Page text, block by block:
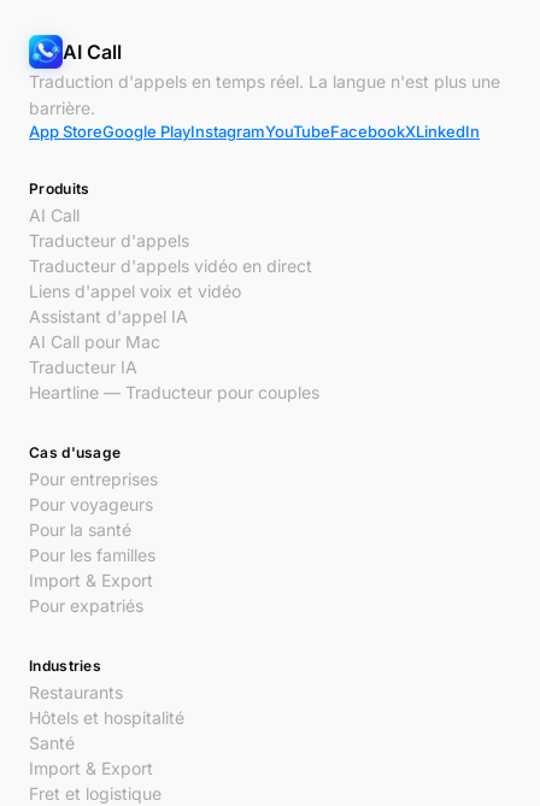
AI Call
Traduction d'appels en temps réel. La langue n'est plus une
barrière.
App StoreGoogle PlayInstagramYouTubeFacebookXLinkedIn
Produits
AI Call
Traducteur d'appels
Traducteur d'appels vidéo en direct
Liens d'appel voix et vidéo
Assistant d'appel IA
AI Call pour Mac
Traducteur IA
Heartline — Traducteur pour couples
Cas d'usage
Pour entreprises
Pour voyageurs
Pour la santé
Pour les familles
Import & Export
Pour expatriés
Industries
Restaurants
Hôtels et hospitalité
Santé
Import & Export
Fret et logistique